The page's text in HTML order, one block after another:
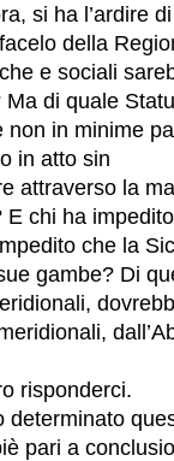
si ha l’ardire di
della
e sociali
di quale
non in minime
in atto sin
attraverso la
chi ha
che la
gambe? Di
risponderci.
determinato
pari a